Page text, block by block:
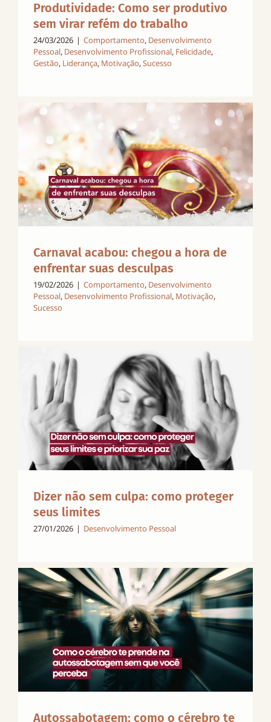
Produtividade: Como ser produtivo
sem virar refém do trabalho
24/03/2026 | Comportamento, Desenvolvimento
Pessoal, Desenvolvimento Profissional, Felicidade,
Gestão, Liderança, Motivação,Sucesso
Carnaval acabou: chegou a hora de
enfrentar suas desculpas
19/02/2026 | Comportamento, Desenvolvimento
Pessoal, Desenvolvimento Profissional, Motivação,
Sucesso
Dizer não sem culpa: como proteger
seus limites
27/01/2026 | Desenvolvimento Pessoal
Autossabotagem: como o cérebro te